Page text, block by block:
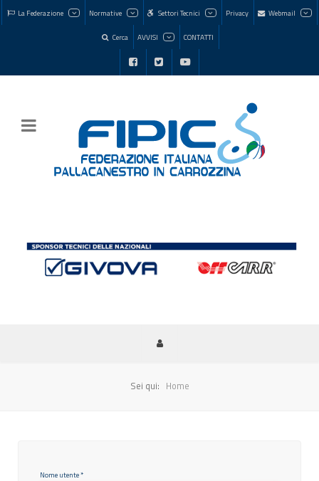
La Federazione Normative Settori Tecnici Privacy Webmail
Cerca AVVISI CONTATTI
Sei qui: Home
Nome utente*